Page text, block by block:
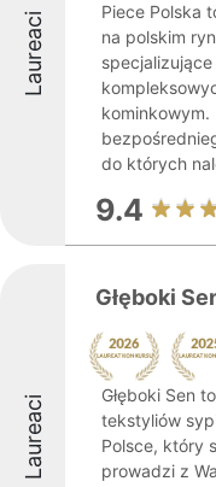
Laureaci
Piece Polska
na polskim
kominkowym.
do których
9.4
Laureaci
Głęboki
Głęboki Sen
tekstyliów
Polsce, który
prowadzi z